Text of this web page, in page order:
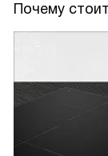
Почему